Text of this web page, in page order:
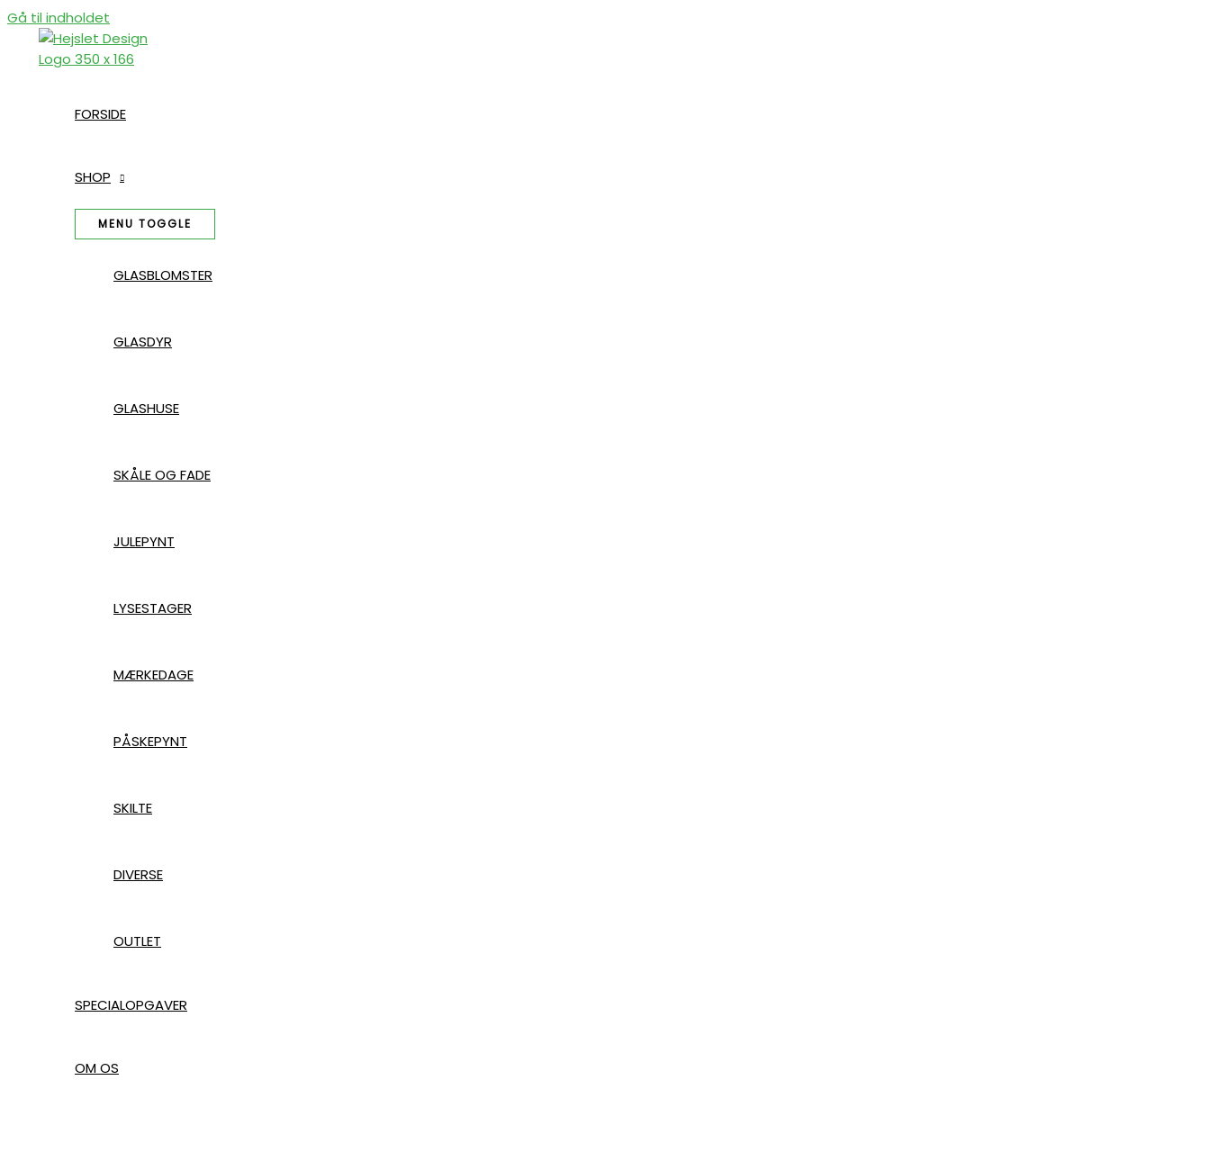
Gå til indholdet
FORSIDE
SHOP
MENU TOGGLE
GLASBLOMSTER
GLASDYR
GLASHUSE
SKÅLE OG FADE
JULEPYNT
LYSESTAGER
MÆRKEDAGE
PÅSKEPYNT
SKILTE
DIVERSE
OUTLET
SPECIALOPGAVER
OM OS